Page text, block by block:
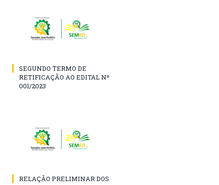
SEGUNDO TERMO DE
RETIFICAÇÃO AO EDITAL Nº
001/2023
RELAÇÃO PRELIMINAR DOS